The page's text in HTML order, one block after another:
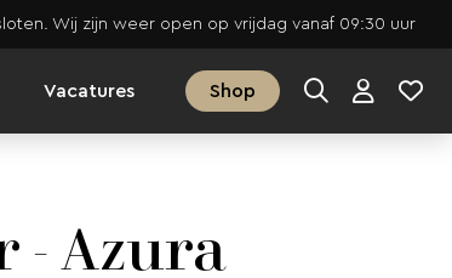
Wij zijn weer open op vrijdag vanaf 09:30 uur
Vacatures Shop
- Azura